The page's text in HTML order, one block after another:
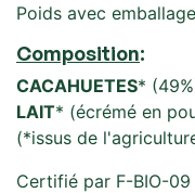
Poids avec
Composition:
CACAHUETES*
LAIT* (écrémé en
(*issus de
Certifié par F-BIO-09